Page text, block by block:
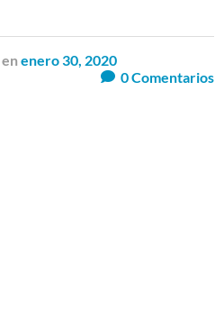
en enero 30, 2020
0Comentarios